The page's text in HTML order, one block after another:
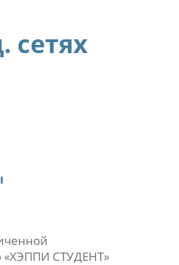
сетях
«ХЭППИ СТУДЕНТ»